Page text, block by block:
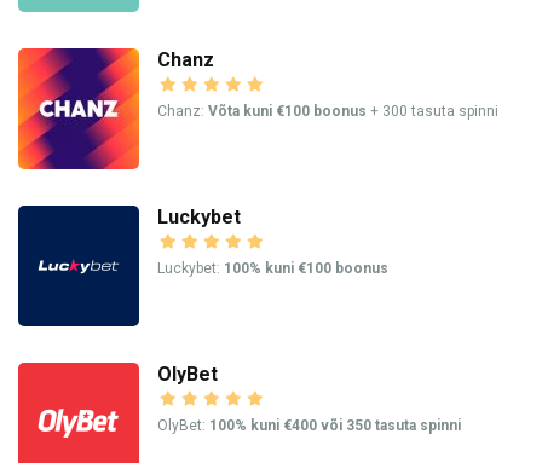
Chanz
Chanz: Võta kuni €100 boonus + 300 tasuta spinni
Luckybet
Luckybet: 100% kuni €100 boonus
OlyBet
OlyBet: 100% kuni €400 või 350 tasuta spinni